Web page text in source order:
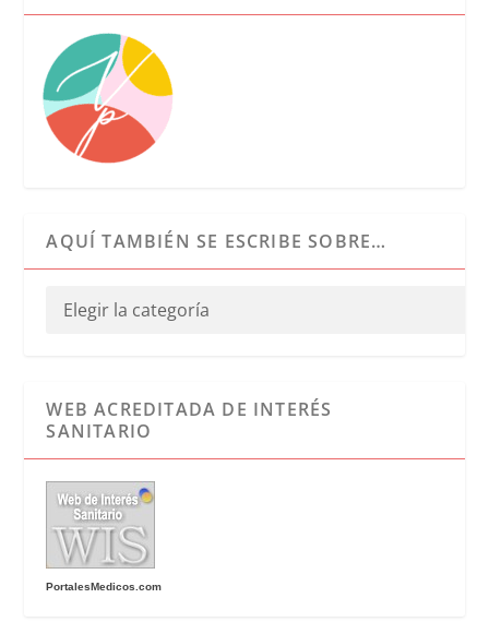
AQUÍ TAMBIÉN SE ESCRIBE SOBRE…
WEB ACREDITADA DE INTERÉS
SANITARIO
PortalesMedicos.com